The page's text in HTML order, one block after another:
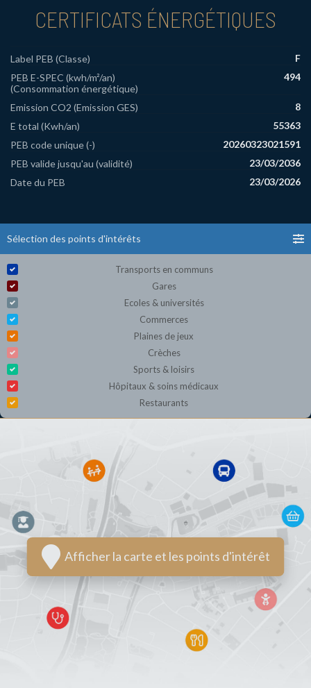
CERTIFICATS ÉNERGÉTIQUES
Label PEB (Classe)
F
PEB E-SPEC (kwh/m²/an)
(Consommation énergétique)
494
Emission CO2 (Emission GES)
8
E total (Kwh/an)
55363
PEB code unique (-)
20260323021591
PEB valide jusqu'au (validité)
23/03/2036
Date du PEB
23/03/2026
Sélection des points d'intérêts
Transports en communs
Gares
Ecoles & universités
Commerces
Plaines de jeux
Crèches
Sports & loisirs
Hôpitaux & soins médicaux
Restaurants
Afficher la carte et les points d'intérêt